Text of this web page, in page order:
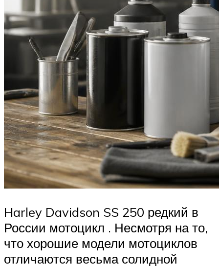
Harley Davidson SS 250 редкий в
России мотоцикл . Несмотря на то,
что хорошие модели мотоциклов
отличаются весьма солидной